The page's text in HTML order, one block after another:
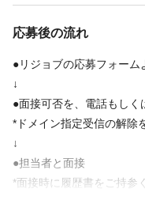
定。さらに店舗の売上イ
努力がそのまま「確かな
福利厚生の詳細
生〜
おすすめ①：幅広いキャリ
まにより良い技術を提供す
あなたの成長に合わせ
ップ動画まで豊富に揃っ
さらに資格取得支援制度
取得に挑戦することも可能
★大手ならではの安心し
社会保険完備や定期健康
て働き続けられる制度が万
家族の転勤やUターンな
応募後の流れ
●リジョブの応募フォーム
↓
●面接可否を、電話もしく
*ドメイン指定受信の解除
↓
●担当者と面接
*面接時に履歴書をご持参